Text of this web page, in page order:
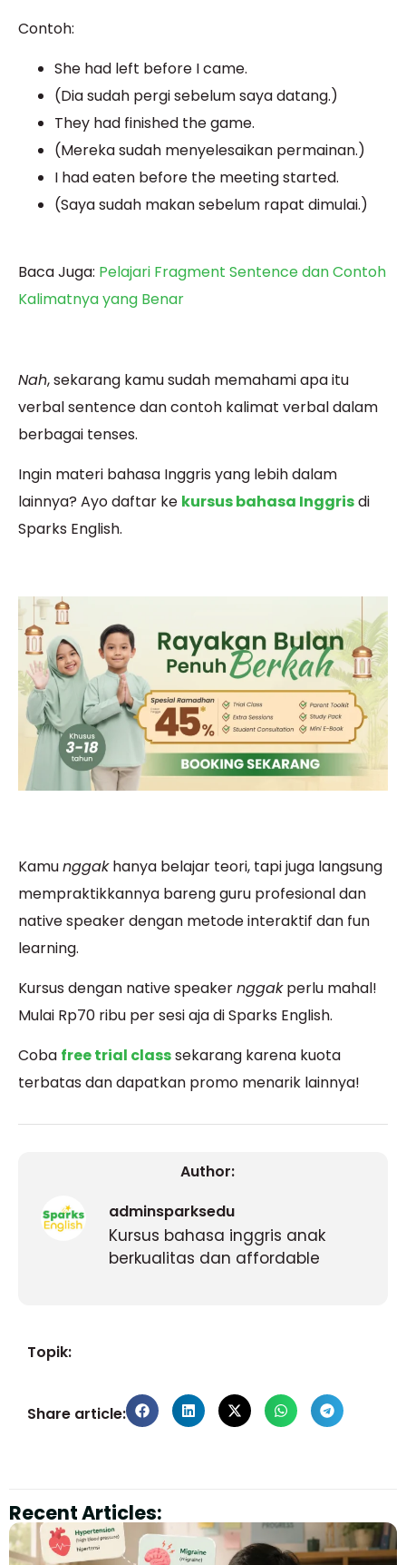
Contoh:
She had left before I came.
(Dia sudah pergi sebelum saya datang.)
They had finished the game.
(Mereka sudah menyelesaikan permainan.)
I had eaten before the meeting started.
(Saya sudah makan sebelum rapat dimulai.)
Baca Juga: Pelajari Fragment Sentence dan Contoh
Kalimatnya yang Benar
Nah, sekarang kamu sudah memahami apa itu
verbal sentence dan contoh kalimat verbal dalam
berbagai tenses.
Ingin materi bahasa Inggris yang lebih dalam
lainnya? Ayo daftar ke kursus bahasa Inggrisdi
Sparks English.
Kamunggakhanya belajar teori, tapi juga langsung
mempraktikkannya bareng guru profesional dan
native speaker dengan metode interaktif dan fun
learning.
Kursus dengan native speakernggakperlu mahal!
Mulai Rp70 ribu per sesi aja di Sparks English.
Coba free trial classsekarang karena kuota
terbatas dan dapatkan promo menarik lainnya!
Author:
adminsparksedu
Kursus bahasa inggris anak
berkualitas dan affordable
Topik:
Share article:
Recent Articles: